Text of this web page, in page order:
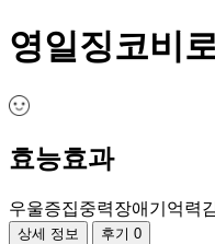
영일징코비
효능효과
우울증집중력장애 기억력
상세 정보 후기 0